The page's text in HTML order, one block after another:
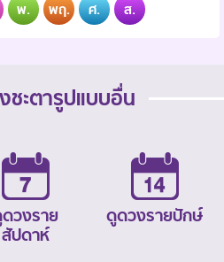
พ. พฤ. ศ. ส.
ชะตารูปแบบอื่น
วงราย
สัปดาห์
ดูดวงรายปักษ์